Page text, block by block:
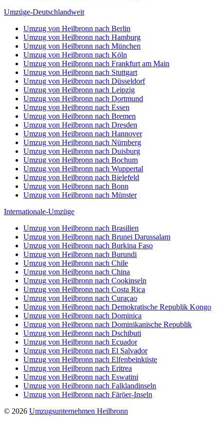
Umzüge-Deutschlandweit
Umzug von Heilbronn nach Berlin
Umzug von Heilbronn nach Hamburg
Umzug von Heilbronn nach München
Umzug von Heilbronn nach Köln
Umzug von Heilbronn nach Frankfurt am Main
Umzug von Heilbronn nach Stuttgart
Umzug von Heilbronn nach Düsseldorf
Umzug von Heilbronn nach Leipzig
Umzug von Heilbronn nach Dortmund
Umzug von Heilbronn nach Essen
Umzug von Heilbronn nach Bremen
Umzug von Heilbronn nach Dresden
Umzug von Heilbronn nach Hannover
Umzug von Heilbronn nach Nürnberg
Umzug von Heilbronn nach Duisburg
Umzug von Heilbronn nach Bochum
Umzug von Heilbronn nach Wuppertal
Umzug von Heilbronn nach Bielefeld
Umzug von Heilbronn nach Bonn
Umzug von Heilbronn nach Münster
Internationale-Umzüge
Umzug von Heilbronn nach Brasilien
Umzug von Heilbronn nach Brunei Darussalam
Umzug von Heilbronn nach Burkina Faso
Umzug von Heilbronn nach Burundi
Umzug von Heilbronn nach Chile
Umzug von Heilbronn nach China
Umzug von Heilbronn nach Cookinseln
Umzug von Heilbronn nach Costa Rica
Umzug von Heilbronn nach Curaçao
Umzug von Heilbronn nach Demokratische Republik Kongo
Umzug von Heilbronn nach Dominica
Umzug von Heilbronn nach Dominikanische Republik
Umzug von Heilbronn nach Dschibuti
Umzug von Heilbronn nach Ecuador
Umzug von Heilbronn nach El Salvador
Umzug von Heilbronn nach Elfenbeinküste
Umzug von Heilbronn nach Eritrea
Umzug von Heilbronn nach Eswatini
Umzug von Heilbronn nach Falklandinseln
Umzug von Heilbronn nach Färöer-Inseln
© 2026 Umzugsunternehmen Heilbronn